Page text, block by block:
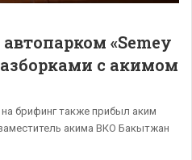
«Semey
с акимом
брифинг также прибыл аким
акима ВКО Бакытжан